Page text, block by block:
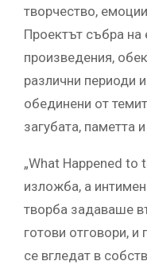
творчество,
Проектът събра на
произведения,
различни периоди
обединени от
загубата, паметта
„What Happened to
изложба, а
творба задаваше
готови отговори,
се вгледат в